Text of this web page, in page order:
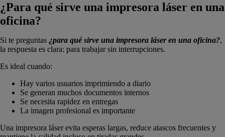
¿Para qué sirve una impresora láser en una
oficina?
Si te preguntas ¿para qué sirve una impresora láser en una oficina?,
la respuesta es clara: para trabajar sin interrupciones.
Es ideal cuando:
Hay varios usuarios imprimiendo a diario
Se generan muchos documentos internos
Se necesita rapidez en entregas
La imagen profesional es importante
Una impresora láser evita esperas largas, reduce atascos frecuentes y